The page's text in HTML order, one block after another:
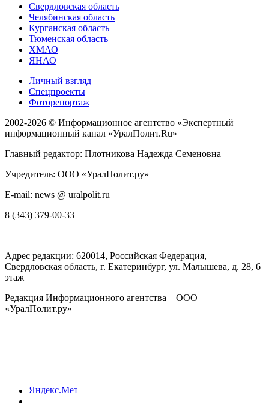
Свердловская область
Челябинская область
Курганская область
Тюменская область
ХМАО
ЯНАО
Личный взгляд
Спецпроекты
Фоторепортаж
2002-2026 © Информационное агентство «Экспертный
информационный канал «УралПолит.Ru»
Главный редактор: Плотникова Надежда Семеновна
Учредитель: ООО «УралПолит.ру»
E-mail: news @ uralpolit.ru
8 (343) 379-00-33
Адрес редакции: 620014, Российская Федерация,
Свердловская область, г. Екатеринбург, ул. Малышева, д. 28, 6
этаж
Редакция Информационного агентства – ООО
«УралПолит.ру»